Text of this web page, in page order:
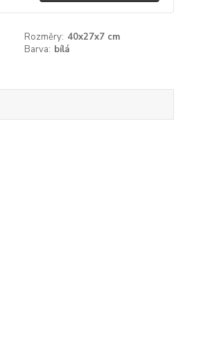
Rozměry: 40x27x7 cm
Barva: bílá